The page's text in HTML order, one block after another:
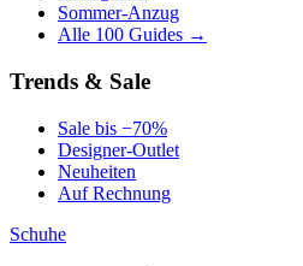
Sommer-Anzug
Alle 100 Guides →
Trends & Sale
Sale bis −70%
Designer-Outlet
Neuheiten
Auf Rechnung
Schuhe